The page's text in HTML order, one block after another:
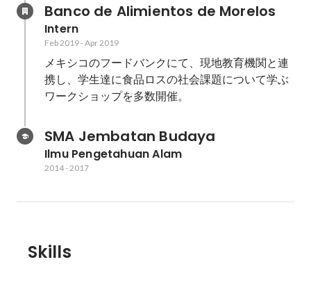
『より良い社会』を実現できる人
材を輩出する。
Banco de Alimientos de Morelos
Intern
Feb 2019-Apr 2019
メキシコのフードバンクにて、現地教育機関と連
携し、学生達に食品ロスの社会課題について学ぶ
ワークショップを多数開催。
SMA Jembatan Budaya
Ilmu Pengetahuan Alam
2014- 2017
Skills